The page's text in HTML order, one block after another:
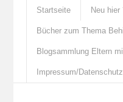
Startseite Neu hier
Bücher zum Thema
Blogsammlung Eltern
Impressum/Datenschutz